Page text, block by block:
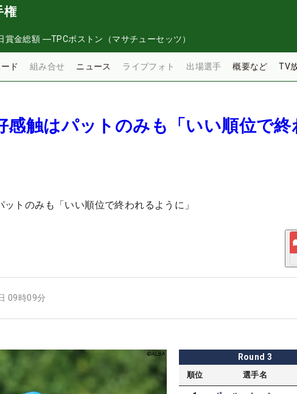
権
賞金総額 ―TPCボストン（マサチューセッツ）
ド 組み合せ ニュース ライブフォト 出場選手 概要など TV
感触はパットのみも「いい順位で終
トのみも「いい順位で終われるように」
09時09分
Round 3
順位 選手名